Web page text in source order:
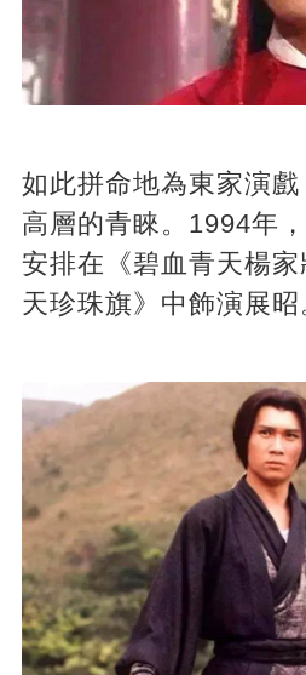
如此拼命地為東家演
高層的青睞。1994年
安排在《碧血青天楊
天珍珠旗》中飾演展昭